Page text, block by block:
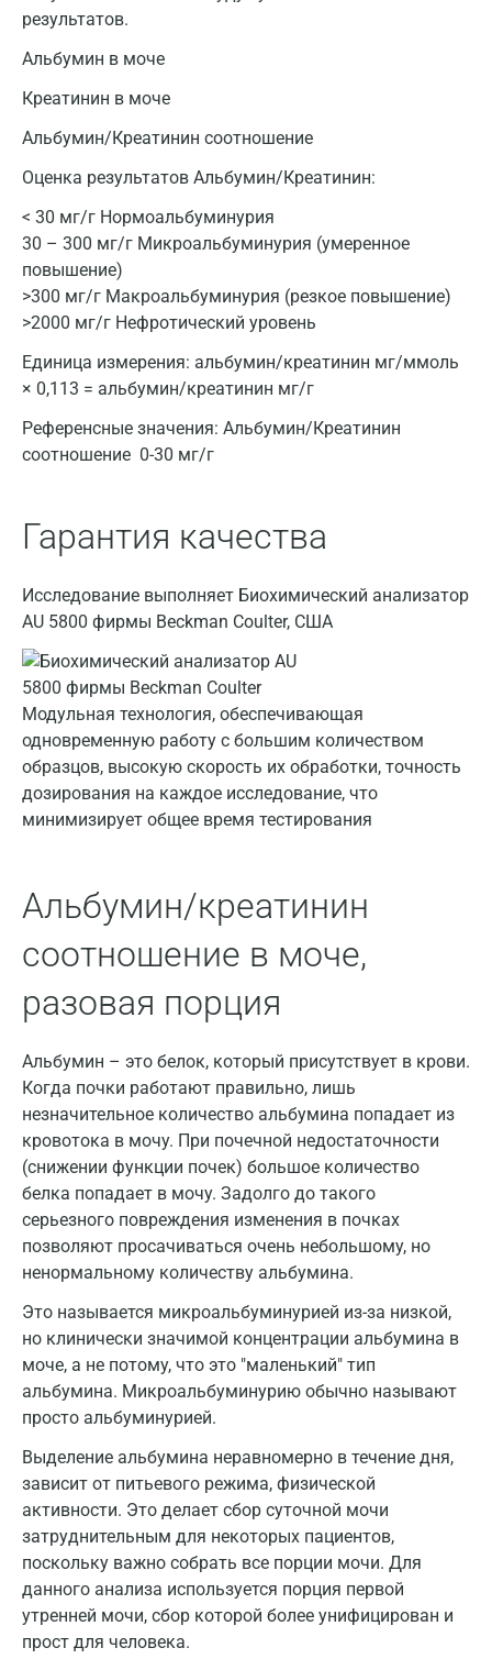
результатов.
Альбумин в моче
Креатинин в моче
Альбумин/Креатинин соотношение
Оценка результатов Альбумин/Креатинин:
< 30 мг/г Нормоальбуминурия
30 – 300 мг/г Микроальбуминурия (умеренное
повышение)
>300 мг/г Макроальбуминурия (резкое повышение)
>2000 мг/г Нефротический уровень
Единица измерения: альбумин/креатинин мг/ммоль
× 0,113 = альбумин/креатинин мг/г
Референсные значения: Альбумин/Креатинин
соотношение 0-30 мг/г
Гарантия качества
Исследование выполняет Биохимический анализатор
AU 5800 фирмы Beckman Coulter, США
Модульная технология, обеспечивающая
одновременную работу с большим количеством
образцов, высокую скорость их обработки, точность
дозирования на каждое исследование, что
минимизирует общее время тестирования
Альбумин/креатинин
соотношение в моче,
разовая порция
Альбумин – это белок, который присутствует в крови.
Когда почки работают правильно, лишь
незначительное количество альбумина попадает из
кровотока в мочу. При почечной недостаточности
(снижении функции почек) большое количество
белка попадает в мочу. Задолго до такого
серьезного повреждения изменения в почках
позволяют просачиваться очень небольшому, но
ненормальному количеству альбумина.
Это называется микроальбуминурией из-за низкой,
но клинически значимой концентрации альбумина в
моче, а не потому, что это "маленький" тип
альбумина. Микроальбуминурию обычно называют
просто альбуминурией.
Выделение альбумина неравномерно в течение дня,
зависит от питьевого режима, физической
активности. Это делает сбор суточной мочи
затруднительным для некоторых пациентов,
поскольку важно собрать все порции мочи. Для
данного анализа используется порция первой
утренней мочи, сбор которой более унифицирован и
прост для человека.
Казань
Альметьевск
Апрелевка
Армавир
Астрахань
Барнаул
Брянск
Волгоград
Вологда
Всеволожск
Гатчина
Голубое
Долгопрудный
Домодедово
Екатеринбург
Жуковский
Звенигород
Зеленоград
Ивантеевка
Ижевск
Истра
Йошкар-Ола
Калининград
Калуга
Кемерово